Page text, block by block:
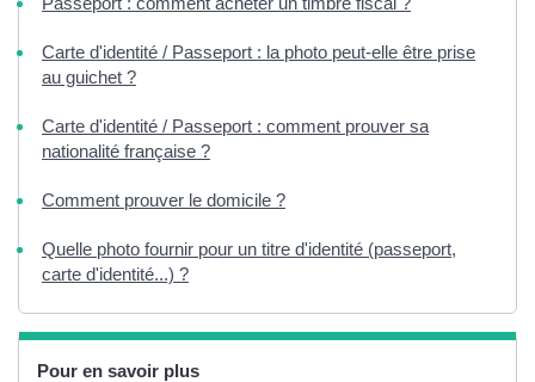
Carte d'identité / Passeport : la photo peut-elle être prise
au guichet ?
Carte d'identité / Passeport : comment prouver sa
nationalité française ?
Comment prouver le domicile ?
Quelle photo fournir pour un titre d'identité (passeport,
carte d'identité...) ?
Pour en savoir plus